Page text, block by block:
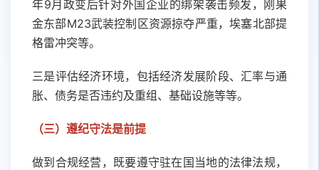
年9月政变后针对外国企业的绑架袭击频发，刚果
金东部M23武装控制区资源掠夺严重，埃塞北部提
格雷冲突等。
三是评估经济环境，包括经济发展阶段、汇率与通
胀、债务是否违约及重组、基础设施等等。
（三）遵纪守法是前提
做到合规经营，既要遵守驻在国当地的法律法规，